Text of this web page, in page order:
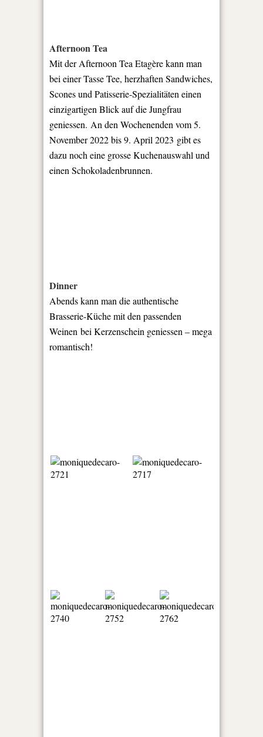
Afternoon Tea
Mit der Afternoon Tea Etagère kann man
bei einer Tasse Tee, herzhaften Sandwiches,
Scones und Patisserie-Spezialitäten einen
einzigartigen Blick auf die Jungfrau
geniessen. An den Wochenenden vom 5.
November 2022 bis 9. April 2023 gibt es
dazu noch eine grosse Kuchenauswahl und
einen Schokoladenbrunnen.
Dinner
Abends kann man die authentische
Brasserie-Küche mit den passenden
Weinen bei Kerzenschein geniessen – mega
romantisch!